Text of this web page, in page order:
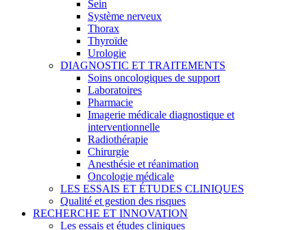
Sein
Système nerveux
Thorax
Thyroïde
Urologie
DIAGNOSTIC ET TRAITEMENTS
Soins oncologiques de support
Laboratoires
Pharmacie
Imagerie médicale diagnostique et
interventionnelle
Radiothérapie
Chirurgie
Anesthésie et réanimation
Oncologie médicale
LES ESSAIS ET ÉTUDES CLINIQUES
Qualité et gestion des risques
RECHERCHE ET INNOVATION
Les essais et études cliniques